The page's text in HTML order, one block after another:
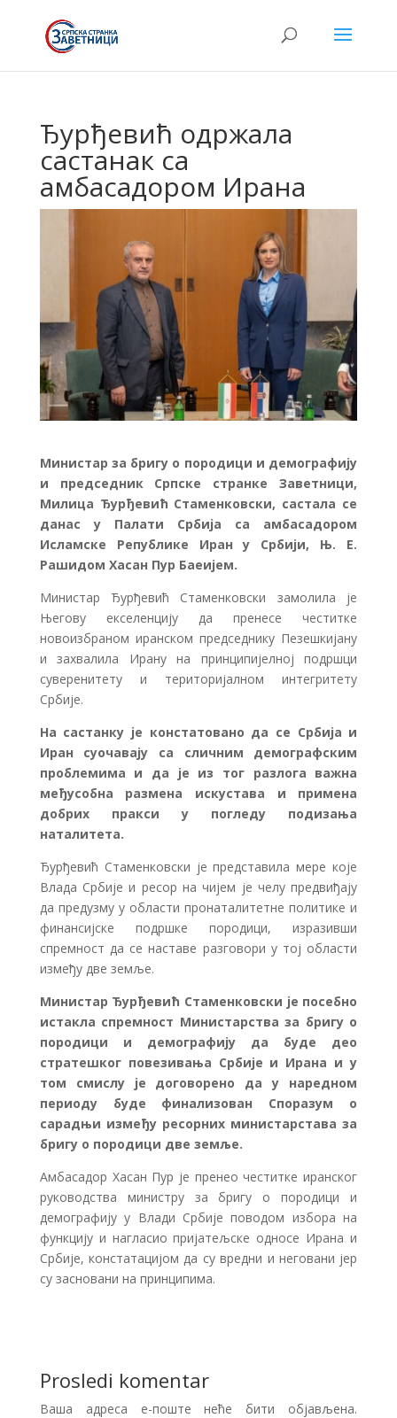
Ђурђевић одржала
састанак са
амбасадором Ирана
Министар за бригу о породици и демографију
и председник Српске странке Заветници,
Милица Ђурђевић Стаменковски, састала се
данас у Палати Србија са амбасадором
Исламске Републике Иран у Србији, Њ. Е.
Рашидом Хасан Пур Баеијем.
Министар Ђурђевић Стаменковски замолила је
Његову екселенцију да пренесе честитке
новоизбраном иранском председнику Пезешкијану
и захвалила Ирану на принципијелној подршци
суверенитету и територијалном интегритету
Србије.
На састанку је констатовано да се Србија и
Иран суочавају са сличним демографским
проблемима и да је из тог разлога важна
међусобна размена искустава и примена
добрих пракси у погледу подизања
наталитета.
Ђурђевић Стаменковски је представила мере које
Влада Србије и ресор на чијем је челу предвиђају
да предузму у области пронаталитетне политике и
финансијске подршке породици, изразивши
спремност да се наставе разговори у тој области
између две земље.
Министар Ђурђевић Стаменковски је посебно
истакла спремност Министарства за бригу о
породици и демографију да буде део
стратешког повезивања Србије и Ирана и у
том смислу је договорено да у наредном
периоду буде финализован Споразум о
сарадњи између ресорних министарстава за
бригу о породици две земље.
Амбасадор Хасан Пур је пренео честитке иранског
руководства министру за бригу о породици и
демографију у Влади Србије поводом избора на
функцију и нагласио пријатељске односе Ирана и
Србије, констатацијом да су вредни и неговани јер
су засновани на принципима.
Prosledi komentar
Ваша адреса е-поште неће бити објављена.